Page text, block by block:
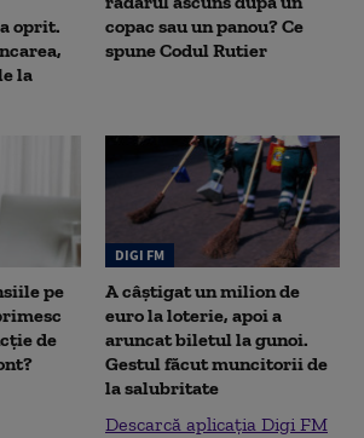
oprit.
la
copac sau un panou? Ce
spune Codul Rutier
pe
de
DIGI FM
A câștigat un milion de
euro la loterie, apoi a
aruncat biletul la gunoi.
Gestul făcut muncitorii de
la salubritate
Descarcă aplicația Digi FM